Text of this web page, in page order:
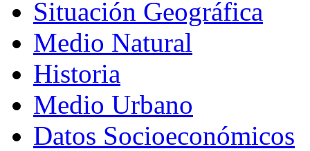
Situación Geográfica
Medio Natural
Historia
Medio Urbano
Datos Socioeconómicos